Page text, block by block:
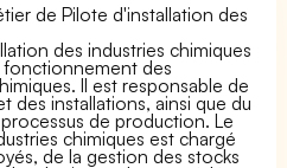
de Pilote d'installation des
des industries chimiques
fonctionnement des
Il est responsable de
des installations, ainsi que du
de production. Le
chimiques est chargé
de la gestion des stocks